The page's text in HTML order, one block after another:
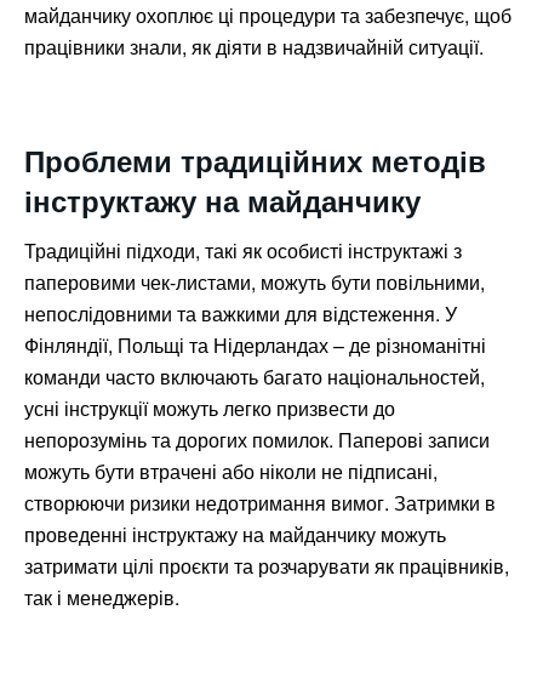
майданчику охоплює ці процедури та забезпечує, щоб
працівники знали, як діяти в надзвичайній ситуації.
Проблеми традиційних методів
інструктажу на майданчику
Традиційні підходи, такі як особисті інструктажі з
паперовими чек-листами, можуть бути повільними,
непослідовними та важкими для відстеження. У
Фінляндії, Польщі та Нідерландах – де різноманітні
команди часто включають багато національностей,
усні інструкції можуть легко призвести до
непорозумінь та дорогих помилок. Паперові записи
можуть бути втрачені або ніколи не підписані,
створюючи ризики недотримання вимог. Затримки в
проведенні інструктажу на майданчику можуть
затримати цілі проєкти та розчарувати як працівників,
так і менеджерів.